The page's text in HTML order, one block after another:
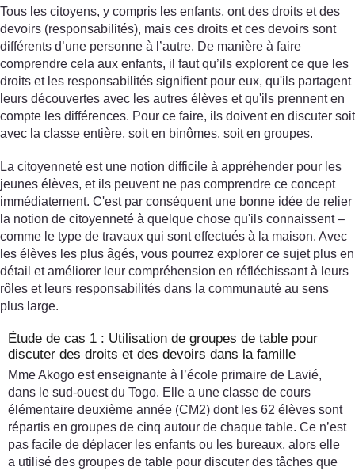
Tous les citoyens, y compris les enfants, ont des droits et des
devoirs (responsabilités), mais ces droits et ces devoirs sont
différents d’une personne à l’autre. De manière à faire
comprendre cela aux enfants, il faut qu’ils explorent ce que les
droits et les responsabilités signifient pour eux, qu'ils partagent
leurs découvertes avec les autres élèves et qu'ils prennent en
compte les différences. Pour ce faire, ils doivent en discuter soit
avec la classe entière, soit en binômes, soit en groupes.
La citoyenneté est une notion difficile à appréhender pour les
jeunes élèves, et ils peuvent ne pas comprendre ce concept
immédiatement. C'est par conséquent une bonne idée de relier
la notion de citoyenneté à quelque chose qu'ils connaissent –
comme le type de travaux qui sont effectués à la maison. Avec
les élèves les plus âgés, vous pourrez explorer ce sujet plus en
détail et améliorer leur compréhension en réfléchissant à leurs
rôles et leurs responsabilités dans la communauté au sens
plus large.
Étude de cas 1 : Utilisation de groupes de table pour
discuter des droits et des devoirs dans la famille
Mme Akogo est enseignante à l’école primaire de Lavié,
dans le sud-ouest du Togo. Elle a une classe de cours
élémentaire deuxième année (CM2) dont les 62 élèves sont
répartis en groupes de cinq autour de chaque table. Ce n’est
pas facile de déplacer les enfants ou les bureaux, alors elle
a utilisé des groupes de table pour discuter des tâches que